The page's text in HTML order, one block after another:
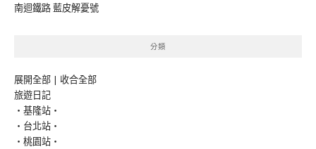
南迴鐵路 藍皮解憂號
分類
展開全部 | 收合全部
旅遊日記
‧基隆站‧
‧台北站‧
‧桃園站‧